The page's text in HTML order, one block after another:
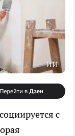
ИИ
с